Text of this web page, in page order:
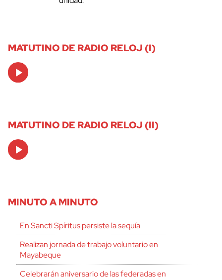
MATUTINO DE RADIO RELOJ (I)
Audio
Player
MATUTINO DE RADIO RELOJ (II)
Audio
Player
MINUTO A MINUTO
En Sancti Spíritus persiste la sequía
Realizan jornada de trabajo voluntario en
Mayabeque
Celebrarán aniversario de las federadas en